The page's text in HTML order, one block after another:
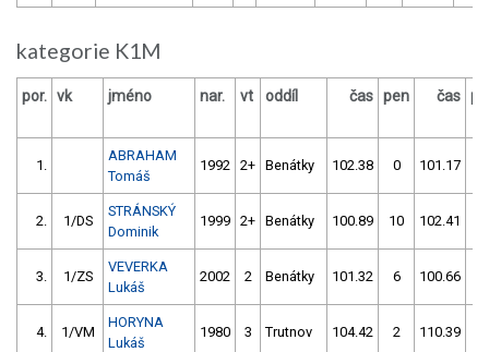
kategorie K1M
por. vk jméno nar. vt oddíl čas pen čas
1.
ABRAHAM
Tomáš
1992 2+ Benátky 102.38 0 101.17
2. 1/DS
STRÁNSKÝ
Dominik
1999 2+ Benátky 100.89 10 102.41
3. 1/ZS
VEVERKA
Lukáš
2002 2 Benátky 101.32 6 100.66
4. 1/VM
HORYNA
Lukáš
1980 3 Trutnov 104.42 2 110.39